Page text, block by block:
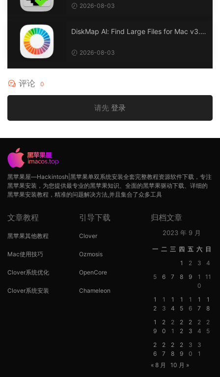
2026-08-03
DiskMap Al: Find Large Files for Mac v3.1
2026-08-03
评论 0
请先 登录
黑苹果屋—Hackintosh|黑苹果单双系统安装全套完整教程资源软件下载，专注
黑苹果安装，为您提供最专业的黑苹果知识、全面的黑苹果驱动下载、详细的
黑苹果安装教程，精准的问题解决方法,并且集合了众多工具
文章教程
黑苹果其他教程
Mac使用技巧
Clover系统优化
Clover系统安装
引导下载
Clover
Ozmosis
OpenCore
Chameleon
归档文章
2023 年 9 月
一 二 三 四 五 六 日
1
2 3
4
5
6 7 8 9
1
0
11
1
2
1
3
1
4
1
5
1
6
1
7
1
8
1
9
2
0
2
1
2
2
2
3
2
4
2
5
2
6
2
7
2
8
2
9
3
0
3
1
« 8 月
10 月 »